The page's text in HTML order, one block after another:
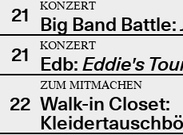
21
KONZERT
Big Band Battle:
21
KONZERT
Edb: Eddie's
22
ZUM MITMACHEN
Walk-in Closet: